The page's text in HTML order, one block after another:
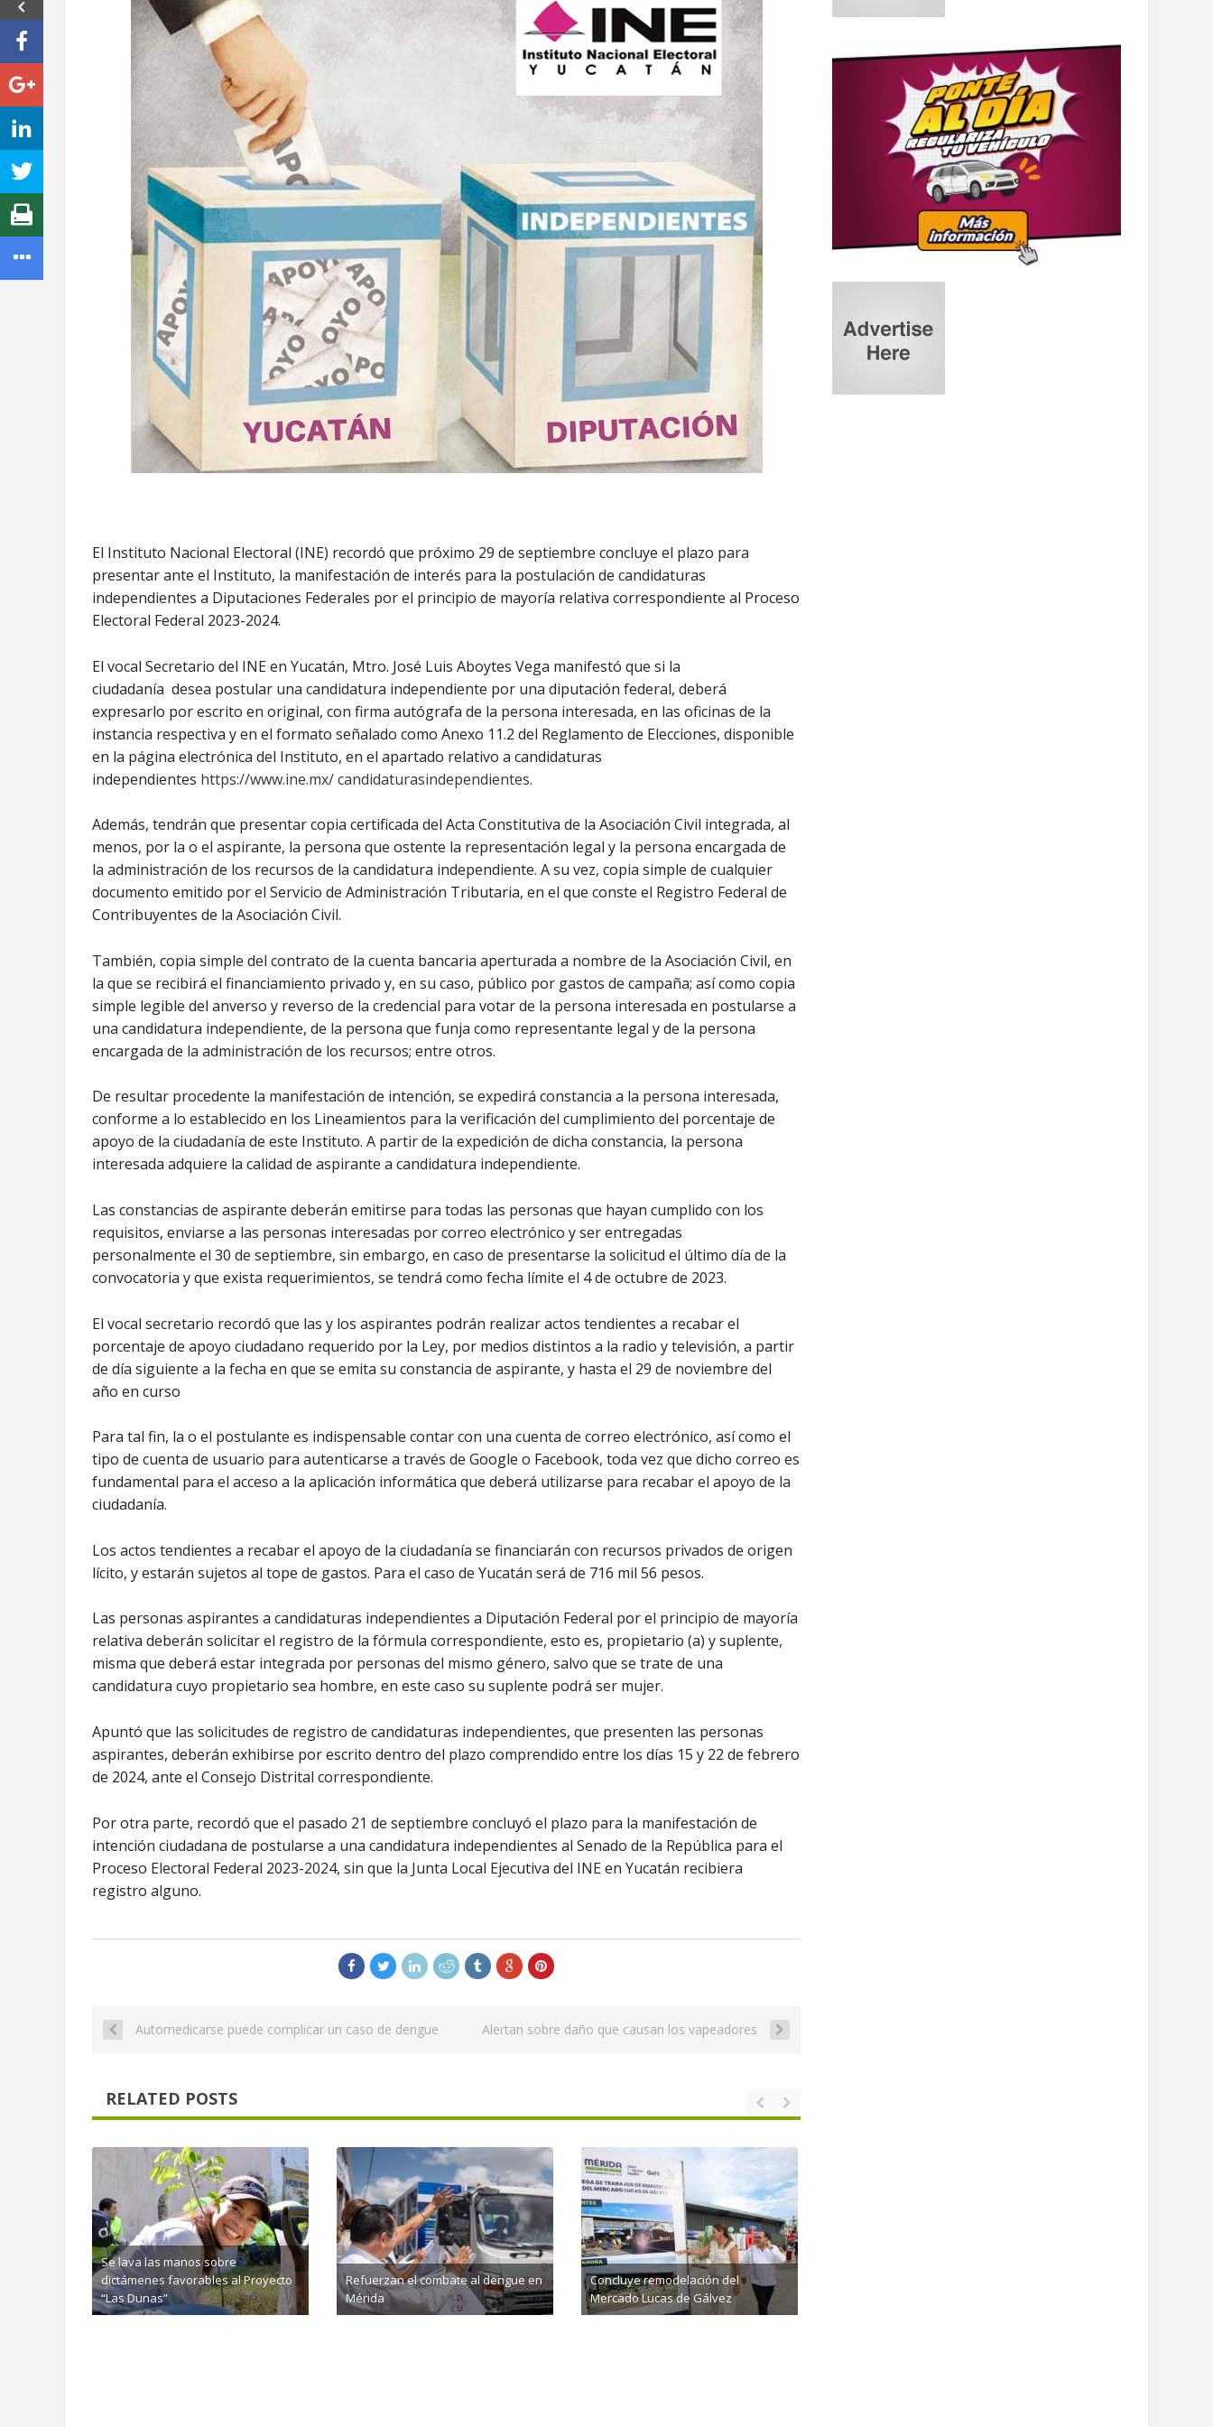
El Instituto Nacional Electoral (INE) recordó que próximo 29 de septiembre concluye el plazo para
presentar ante el Instituto, la manifestación de interés para la postulación de candidaturas
independientes a Diputaciones Federales por el principio de mayoría relativa correspondiente al Proceso
Electoral Federal 2023-2024.
El vocal Secretario del INE en Yucatán, Mtro. José Luis Aboytes Vega manifestó que si la
ciudadanía desea postular una candidatura independiente por una diputación federal, deberá
expresarlo por escrito en original, con firma autógrafa de la persona interesada, en las oficinas de la
instancia respectiva y en el formato señalado como Anexo 11.2 del Reglamento de Elecciones, disponible
en la página electrónica del Instituto, en el apartado relativo a candidaturas
independientes https://www.ine.mx/ candidaturasindependientes.
Además, tendrán que presentar copia certificada del Acta Constitutiva de la Asociación Civil integrada, al
menos, por la o el aspirante, la persona que ostente la representación legal y la persona encargada de
la administración de los recursos de la candidatura independiente. A su vez, copia simple de cualquier
documento emitido por el Servicio de Administración Tributaria, en el que conste el Registro Federal de
Contribuyentes de la Asociación Civil.
También, copia simple del contrato de la cuenta bancaria aperturada a nombre de la Asociación Civil, en
la que se recibirá el financiamiento privado y, en su caso, público por gastos de campaña; así como copia
simple legible del anverso y reverso de la credencial para votar de la persona interesada en postularse a
una candidatura independiente, de la persona que funja como representante legal y de la persona
encargada de la administración de los recursos; entre otros.
De resultar procedente la manifestación de intención, se expedirá constancia a la persona interesada,
conforme a lo establecido en los Lineamientos para la verificación del cumplimiento del porcentaje de
apoyo de la ciudadanía de este Instituto. A partir de la expedición de dicha constancia, la persona
interesada adquiere la calidad de aspirante a candidatura independiente.
Las constancias de aspirante deberán emitirse para todas las personas que hayan cumplido con los
requisitos, enviarse a las personas interesadas por correo electrónico y ser entregadas
personalmente el 30 de septiembre, sin embargo, en caso de presentarse la solicitud el último día de la
convocatoria y que exista requerimientos, se tendrá como fecha límite el 4 de octubre de 2023.
El vocal secretario recordó que las y los aspirantes podrán realizar actos tendientes a recabar el
porcentaje de apoyo ciudadano requerido por la Ley, por medios distintos a la radio y televisión, a partir
de día siguiente a la fecha en que se emita su constancia de aspirante, y hasta el 29 de noviembre del
año en curso
Para tal fin, la o el postulante es indispensable contar con una cuenta de correo electrónico, así como el
tipo de cuenta de usuario para autenticarse a través de Google o Facebook, toda vez que dicho correo es
fundamental para el acceso a la aplicación informática que deberá utilizarse para recabar el apoyo de la
ciudadanía.
Los actos tendientes a recabar el apoyo de la ciudadanía se financiarán con recursos privados de origen
lícito, y estarán sujetos al tope de gastos. Para el caso de Yucatán será de 716 mil 56 pesos.
Las personas aspirantes a candidaturas independientes a Diputación Federal por el principio de mayoría
relativa deberán solicitar el registro de la fórmula correspondiente, esto es, propietario (a) y suplente,
misma que deberá estar integrada por personas del mismo género, salvo que se trate de una
candidatura cuyo propietario sea hombre, en este caso su suplente podrá ser mujer.
Apuntó que las solicitudes de registro de candidaturas independientes, que presenten las personas
aspirantes, deberán exhibirse por escrito dentro del plazo comprendido entre los días 15 y 22 de febrero
de 2024, ante el Consejo Distrital correspondiente.
Por otra parte, recordó que el pasado 21 de septiembre concluyó el plazo para la manifestación de
intención ciudadana de postularse a una candidatura independientes al Senado de la República para el
Proceso Electoral Federal 2023-2024, sin que la Junta Local Ejecutiva del INE en Yucatán recibiera
registro alguno.
Automedicarse puede complicar un caso de dengue Alertan sobre daño que causan los vapeadores
RELATED POSTS
Se lava las manos sobre
dictámenes favorables al Proyecto
“Las Dunas”
Refuerzan el combate al dengue en
Mérida
Concluye remodelación del
Mercado Lucas de Gálvez